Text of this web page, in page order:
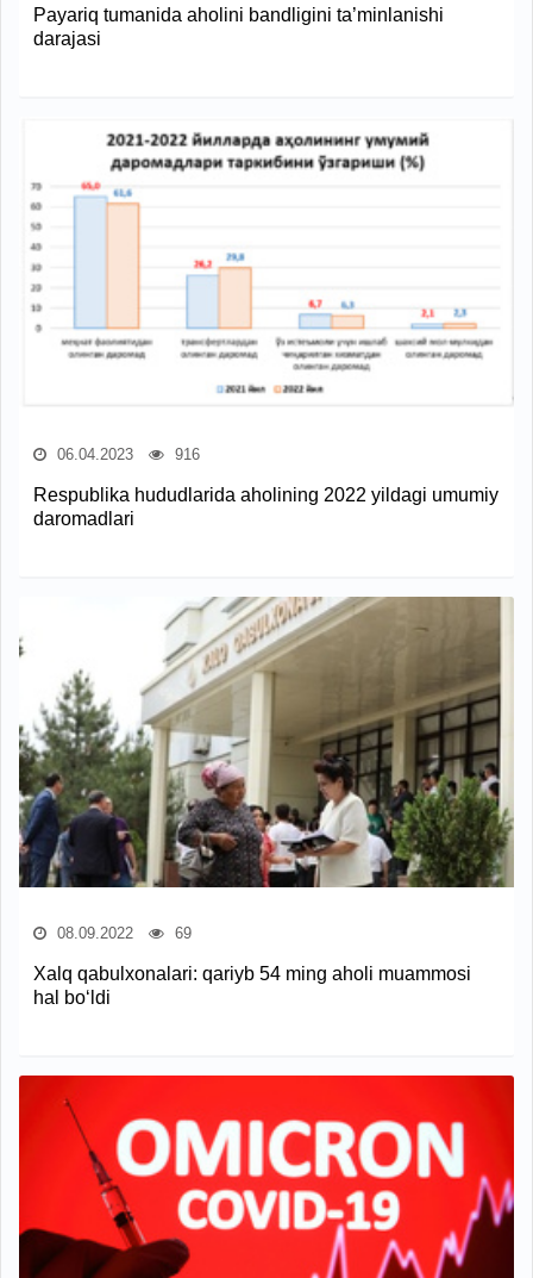
Payariq tumanida aholini bandligini ta’minlanishi
darajasi
06.04.2023 916
Respublika hududlarida aholining 2022 yildagi umumiy
daromadlari
08.09.2022 69
Xalq qabulxonalari: qariyb 54 ming aholi muammosi
hal bo‘ldi